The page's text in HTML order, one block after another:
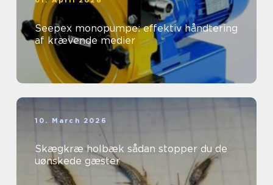
Seepex monopumpe: effektiv håndtering
af krævende medier
10. March 2026
Skægkræ holbæk sådan stopper du de
uønskede gæster